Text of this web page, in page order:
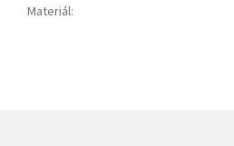
Materiál: